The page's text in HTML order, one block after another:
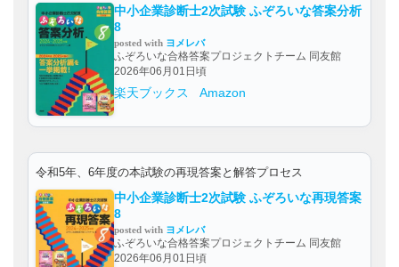
中小企業診断士2次試験 ふぞろいな答案分析
8
posted with ヨメレバ
ふぞろいな合格答案プロジェクトチーム 同友館
2026年06月01日頃
楽天ブックス Amazon
令和5年、6年度の本試験の再現答案と解答プロセス
中小企業診断士2次試験 ふぞろいな再現答案
8
posted with ヨメレバ
ふぞろいな合格答案プロジェクトチーム 同友館
2026年06月01日頃